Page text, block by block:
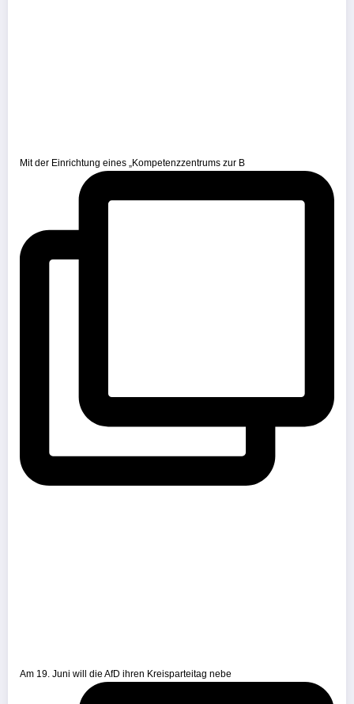
Mit der Einrichtung eines „Kompetenzzentrums zur B
Am 19. Juni will die AfD ihren Kreisparteitag nebe